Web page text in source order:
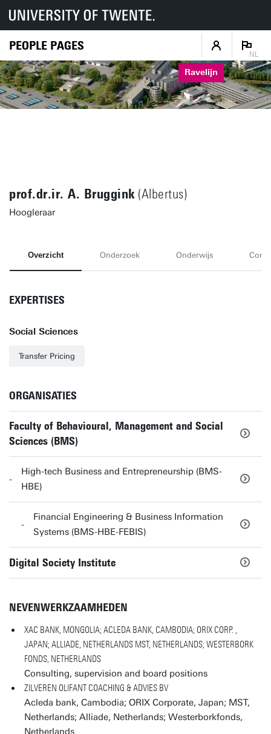
PEOPLE PAGES
NL
Ravelijn
prof.dr.ir. A. Bruggink(Albertus)
Hoogleraar
Overzicht Onderzoek Onderwijs
EXPERTISES
Social Sciences
Transfer Pricing
ORGANISATIES
Faculty of Behavioural, Management and Social
Sciences (BMS)
High-tech Business and Entrepreneurship (BMS-
HBE)
Financial Engineering & Business Information
Systems (BMS-HBE-FEBIS)
Digital Society Institute
NEVENWERKZAAMHEDEN
XAC BANK, MONGOLIA; ACLEDA BANK, CAMBODIA; ORIX CORP. ,
JAPAN; ALLIADE, NETHERLANDS MST, NETHERLANDS; WESTERBORK
FONDS, NETHERLANDS
Consulting, supervision and board positions
ZILVEREN OLIFANT COACHING & ADVIES BV
Acleda bank, Cambodia; ORIX Corporate, Japan; MST,
Netherlands; Alliade, Netherlands; Westerborkfonds,
Netherlands